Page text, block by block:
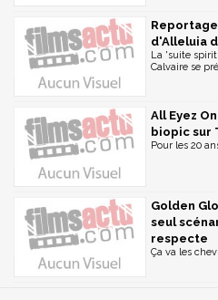
d'Alleluia
La 'suite
Calvaire se
All Eyez
biopic sur
Pour les 20
Golden
seul
respecte
Ça va les